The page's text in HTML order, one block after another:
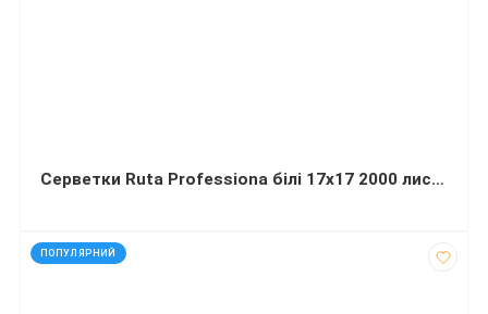
Серветки Ruta Professiona білі 17х17 2000 листів
ПОПУЛЯРНИЙ
код: 50159